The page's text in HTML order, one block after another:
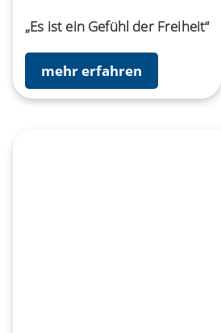
„Es ist ein Gefühl der Freiheit“
mehr erfahren